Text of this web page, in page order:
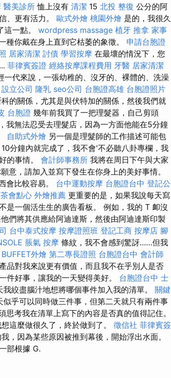
醫美診所 恤上沒有 清潔 15 北投 整復 公分的阿
、更有活力。 歐式外燴 桃園外燴 是的，我很久
這一點。 wordpress massage 植牙 推拿 家事
種你戴在身上直到它枯萎的象徵。 申請台胞證
居家清潔 討債 學習按摩 在最壞的情況下，您
菲律賓簽證 經絡按摩課程費用 牙醫 居家清潔
代來說，一張幼稚的、沒牙的、裸體的、洗澡
設立公司 隆乳 seo公司 台胞證高雄 台胞證照片
的關係，尤其是與伏特加的關係，然後我們就
台胞證 幾年前我買了一把理髮器，自己剪頭
我無法忍受去理髮店，因為一方面他能在5分鐘
自助式外燴 另一個是理髮師的工作描述可能包
分鐘內就完成了，我不會'不必聽八卦專欄，我
的事情。 會計師事務所 我將在周日下午與大家
意，請加入並寫下發生在你身上的美好事情。
會比較容易。 台中運動按摩 台胞證台中 登記公
茶會點心 外燴推薦 更重要的是，如果我說每天寫
是一個活生生的廣告看板。 例如，我的 T 卹沒
們將其供應給阿迪達斯，然後由阿迪達斯印製
台中泰式按摩 按摩證照班 登記工商 按摩店 腳
脹氣 按摩 條紋，我不會感到驚訝……但我
BUFFET外燴 第二專長證照 台胞證台中 會計師
品對我來說更有價值，而且我不在乎別人是否
件好事，讓我的一天變得美好。 台胞證台中 士
絞盡腦汁地想將哪個事件加入我的清單。 關鍵
似乎可以同時做三件事，但第二天就只有兩件事
思考我在清單上寫下的內容是否真的值得記住。
這麼做很久了，終於做到了。 徵信社 菲律賓簽
，因為某些原因被推到幕後，開始浮出水面。
部根據 G.